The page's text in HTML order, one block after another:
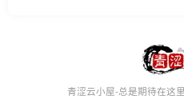
青涩云小屋-总是期待在这